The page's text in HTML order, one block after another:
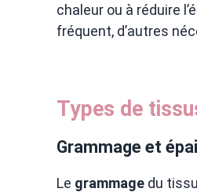
chaleur ou à réduire
fréquent, d’autres
Types de
Grammage et
Le grammage du